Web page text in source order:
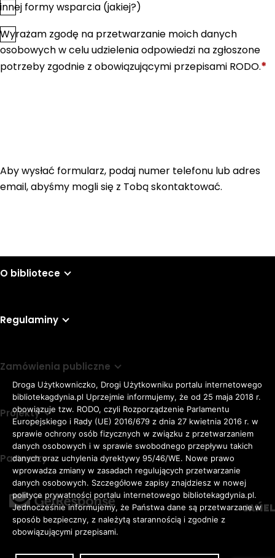
Rozmiar
czcionki
Adomyślna czcionka
Awiększa czcionka
Aduża czcionka
KONTRAST:
ZWIĘKSZ
ODSTĘPY
W
innej formy wsparcia (jakiej?)
Zgoda*
Wyrażam zgodę na przetwarzanie moich danych
osobowych w celu udzielenia odpowiedzi na zgłoszone
potrzeby zgodnie z obowiązującymi przepisami RODO.*
Aby wysłać formularz, podaj numer telefonu lub adres
email, abyśmy mogli się z Tobą skontaktować.
O bibliotece
Regulaminy
Zamówienia publiczne
Projekty
Partnerzy
Droga Użytkowniczko, Drogi Użytkowniku portalu internetowego
bibliotekagdynia.pl Uprzejmie informujemy, że od 25 maja 2018 r.
obowiązuje tzw. RODO, czyli Rozporządzenie Parlamentu
Europejskiego i Rady (UE) 2016/679 z dnia 27 kwietnia 2016 r. w
sprawie ochrony osób fizycznych w związku z przetwarzaniem
danych osobowych i w sprawie swobodnego przepływu takich
danych oraz uchylenia dyrektywy 95/46/WE. Nowe prawo
wprowadza zmiany w zasadach regulujących przetwarzanie
danych osobowych. Szczegółowe zapisy znajdziesz w nowej
polityce prywatności portalu internetowego bibliotekagdynia.pl.
Jednocześnie informujemy, że Państwa dane są przetwarzane w
sposób bezpieczny, z należytą starannością i zgodnie z
obowiązującymi przepisami.